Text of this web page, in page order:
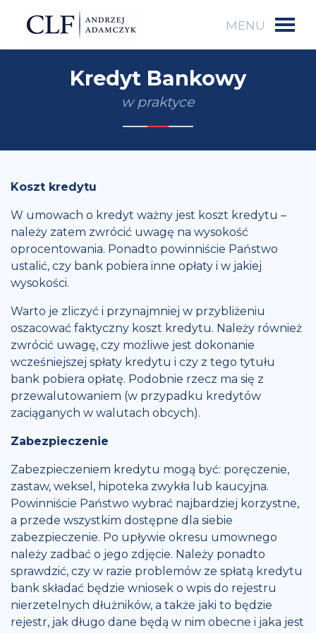
Kredyt Bankowy
w praktyce
Koszt kredytu
W umowach o kredyt ważny jest koszt kredytu –
należy zatem zwrócić uwagę na wysokość
oprocentowania. Ponadto powinniście Państwo
ustalić, czy bank pobiera inne opłaty i w jakiej
wysokości.
Warto je zliczyć i przynajmniej w przybliżeniu
oszacować faktyczny koszt kredytu. Należy również
zwrócić uwagę, czy możliwe jest dokonanie
wcześniejszej spłaty kredytu i czy z tego tytułu
bank pobiera opłatę. Podobnie rzecz ma się z
przewalutowaniem (w przypadku kredytów
zaciąganych w walutach obcych).
Zabezpieczenie
Zabezpieczeniem kredytu mogą być: poręczenie,
zastaw, weksel, hipoteka zwykła lub kaucyjna.
Powinniście Państwo wybrać najbardziej korzystne,
a przede wszystkim dostępne dla siebie
zabezpieczenie. Po upływie okresu umownego
należy zadbać o jego zdjęcie. Należy ponadto
sprawdzić, czy w razie problemów ze spłatą kredytu
bank składać będzie wniosek o wpis do rejestru
nierzetelnych dłużników, a także jaki to będzie
rejestr, jak długo dane będą w nim obecne i jaka jest